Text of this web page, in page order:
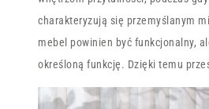
charakteryzują się przemyślanym
mebel powinien być funkcjonalny,
określoną funkcję. Dzięki temu